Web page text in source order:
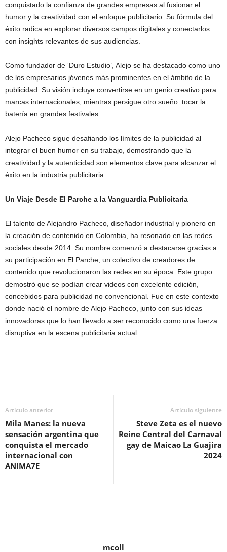
conquistado la confianza de grandes empresas al fusionar el
humor y la creatividad con el enfoque publicitario. Su fórmula del
éxito radica en explorar diversos campos digitales y conectarlos
con insights relevantes de sus audiencias.
Como fundador de ‘Duro Estudio’, Alejo se ha destacado como uno
de los empresarios jóvenes más prominentes en el ámbito de la
publicidad. Su visión incluye convertirse en un genio creativo para
marcas internacionales, mientras persigue otro sueño: tocar la
batería en grandes festivales.
Alejo Pacheco sigue desafiando los límites de la publicidad al
integrar el buen humor en su trabajo, demostrando que la
creatividad y la autenticidad son elementos clave para alcanzar el
éxito en la industria publicitaria.
Un Viaje Desde El Parche a la Vanguardia Publicitaria
El talento de Alejandro Pacheco, diseñador industrial y pionero en
la creación de contenido en Colombia, ha resonado en las redes
sociales desde 2014. Su nombre comenzó a destacarse gracias a
su participación en El Parche, un colectivo de creadores de
contenido que revolucionaron las redes en su época. Este grupo
demostró que se podían crear videos con excelente edición,
concebidos para publicidad no convencional. Fue en este contexto
donde nació el nombre de Alejo Pacheco, junto con sus ideas
innovadoras que lo han llevado a ser reconocido como una fuerza
disruptiva en la escena publicitaria actual.
Artículo anterior
Mila Manes: la nueva
sensación argentina que
conquista el mercado
internacional con
ANIMA7E
Artículo siguiente
Steve Zeta es el nuevo
Reine Central del Carnaval
gay de Maicao La Guajira
2024
mcoll